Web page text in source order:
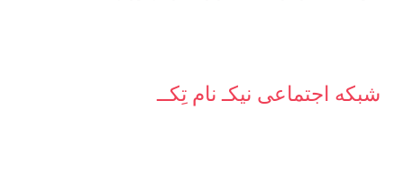
شبکه‌ اجتماعی نیکـ نام تِکــ